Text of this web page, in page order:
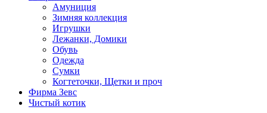
Амуниция
Зимняя коллекция
Игрушки
Лежанки, Домики
Обувь
Одежда
Сумки
Когтеточки, Щетки и проч
Фирма Зевс
Чистый котик